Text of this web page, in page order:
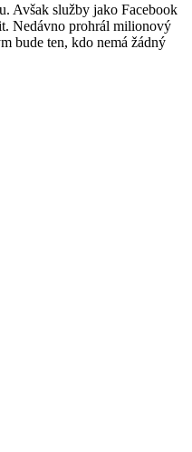
Avšak služby jako Facebook
Nedávno prohrál milionový
bude ten, kdo nemá žádný